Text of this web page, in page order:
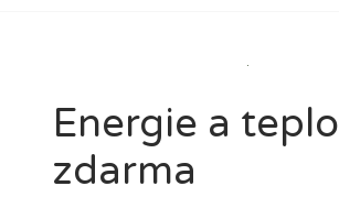
Energie a teplo
zdarma